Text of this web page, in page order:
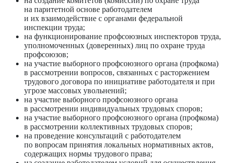
на паритетной основе paботодателем
и их взаимодействие с органами федеральной
инспекции труда;
на функционирование профсоюзных инспекторов труда,
уполномoченных (доверенных) лиц по охране труда
профсоюзов;
на участие выборного профсоюзного органа (профкома)
в рассмотрении вопросов, свя­занных с расторжением
трудового договора по инициативе работодателя и при
угрозе массовых увольнений;
на участие выборного профсоюзного органа
в рассмотрении индивидуальных трудовых споров;
на участие выборного профсоюзного органа (профкома)
в рассмотрении коллективных трудовых споров;
на проведение консультаций с работодателем
по вопросам принятия локальныx нopма­тивных актов,
содержащих нормы трудового права;